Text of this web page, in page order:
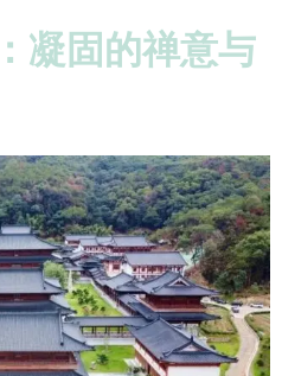
凝固的禅意与